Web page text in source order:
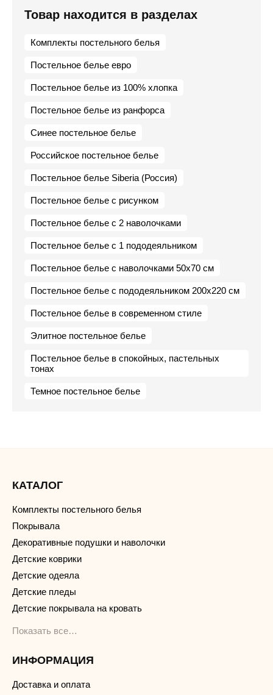
Товар находится в разделах
Комплекты постельного белья
Постельное белье евро
Постельное белье из 100% хлопка
Постельное белье из ранфорса
Синее постельное белье
Российское постельное белье
Постельное белье Siberia (Россия)
Постельное белье с рисунком
Постельное белье с 2 наволочками
Постельное белье с 1 пододеяльником
Постельное белье с наволочками 50х70 см
Постельное белье с пододеяльником 200х220 см
Постельное белье в современном стиле
Элитное постельное белье
Постельное белье в спокойных, пастельных
тонах
Темное постельное белье
КАТАЛОГ
Комплекты постельного белья
Покрывала
Декоративные подушки и наволочки
Детские коврики
Детские одеяла
Детские пледы
Детские покрывала на кровать
Показать все…
ИНФОРМАЦИЯ
Доставка и оплата